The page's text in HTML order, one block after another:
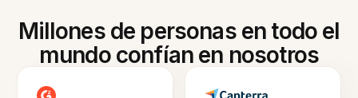
Millones de personas en todo el
mundo confían en nosotros